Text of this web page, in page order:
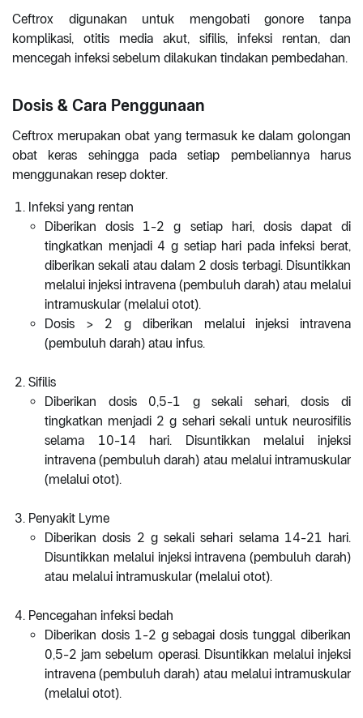
Ceftrox digunakan untuk mengobati gonore tanpa
komplikasi, otitis media akut, sifilis, infeksi rentan, dan
mencegah infeksi sebelum dilakukan tindakan pembedahan.
Dosis & Cara Penggunaan
Ceftrox merupakan obat yang termasuk ke dalam golongan
obat keras sehingga pada setiap pembeliannya harus
menggunakan resep dokter.
Infeksi yang rentan
Diberikan dosis 1-2 g setiap hari, dosis dapat di
tingkatkan menjadi 4 g setiap hari pada infeksi berat,
diberikan sekali atau dalam 2 dosis terbagi. Disuntikkan
melalui injeksi intravena (pembuluh darah) atau melalui
intramuskular (melalui otot).
Dosis > 2 g diberikan melalui injeksi intravena
(pembuluh darah) atau infus.
Sifilis
Diberikan dosis 0,5-1 g sekali sehari, dosis di
tingkatkan menjadi 2 g sehari sekali untuk neurosifilis
selama 10-14 hari. Disuntikkan melalui injeksi
intravena (pembuluh darah) atau melalui intramuskular
(melalui otot).
Penyakit Lyme
Diberikan dosis 2 g sekali sehari selama 14-21 hari.
Disuntikkan melalui injeksi intravena (pembuluh darah)
atau melalui intramuskular (melalui otot).
Pencegahan infeksi bedah
Diberikan dosis 1-2 g sebagai dosis tunggal diberikan
0,5-2 jam sebelum operasi. Disuntikkan melalui injeksi
intravena (pembuluh darah) atau melalui intramuskular
(melalui otot).